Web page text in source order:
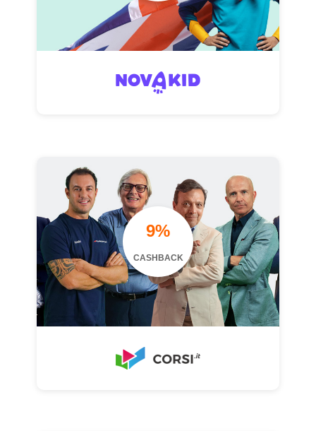
9%
CASHBACK